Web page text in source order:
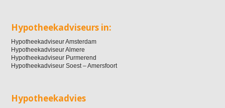
Hypotheekadviseurs in:
Hypotheekadviseur Amsterdam
Hypotheekadviseur Almere
Hypotheekadviseur Purmerend
Hypotheekadviseur Soest – Amersfoort
Hypotheekadvies